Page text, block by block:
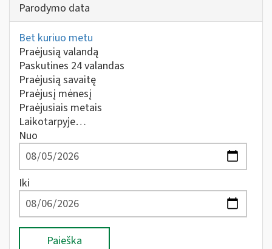
Parodymo data
Bet kuriuo metu
Praėjusią valandą
Paskutines 24 valandas
Praėjusią savaitę
Praėjusį mėnesį
Praėjusiais metais
Laikotarpyje…
Nuo
Iki
Paieška